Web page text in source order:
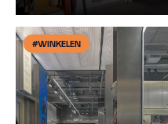
#WINKELEN